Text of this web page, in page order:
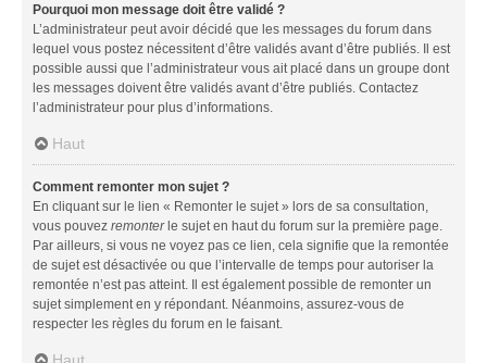
Pourquoi mon message doit être validé ?
L’administrateur peut avoir décidé que les messages du forum dans
lequel vous postez nécessitent d’être validés avant d’être publiés. Il est
possible aussi que l’administrateur vous ait placé dans un groupe dont
les messages doivent être validés avant d’être publiés. Contactez
l’administrateur pour plus d’informations.
Haut
Comment remonter mon sujet ?
En cliquant sur le lien « Remonter le sujet » lors de sa consultation,
vous pouvez remonterle sujet en haut du forum sur la première page.
Par ailleurs, si vous ne voyez pas ce lien, cela signifie que la remontée
de sujet est désactivée ou que l’intervalle de temps pour autoriser la
remontée n’est pas atteint. Il est également possible de remonter un
sujet simplement en y répondant. Néanmoins, assurez-vous de
respecter les règles du forum en le faisant.